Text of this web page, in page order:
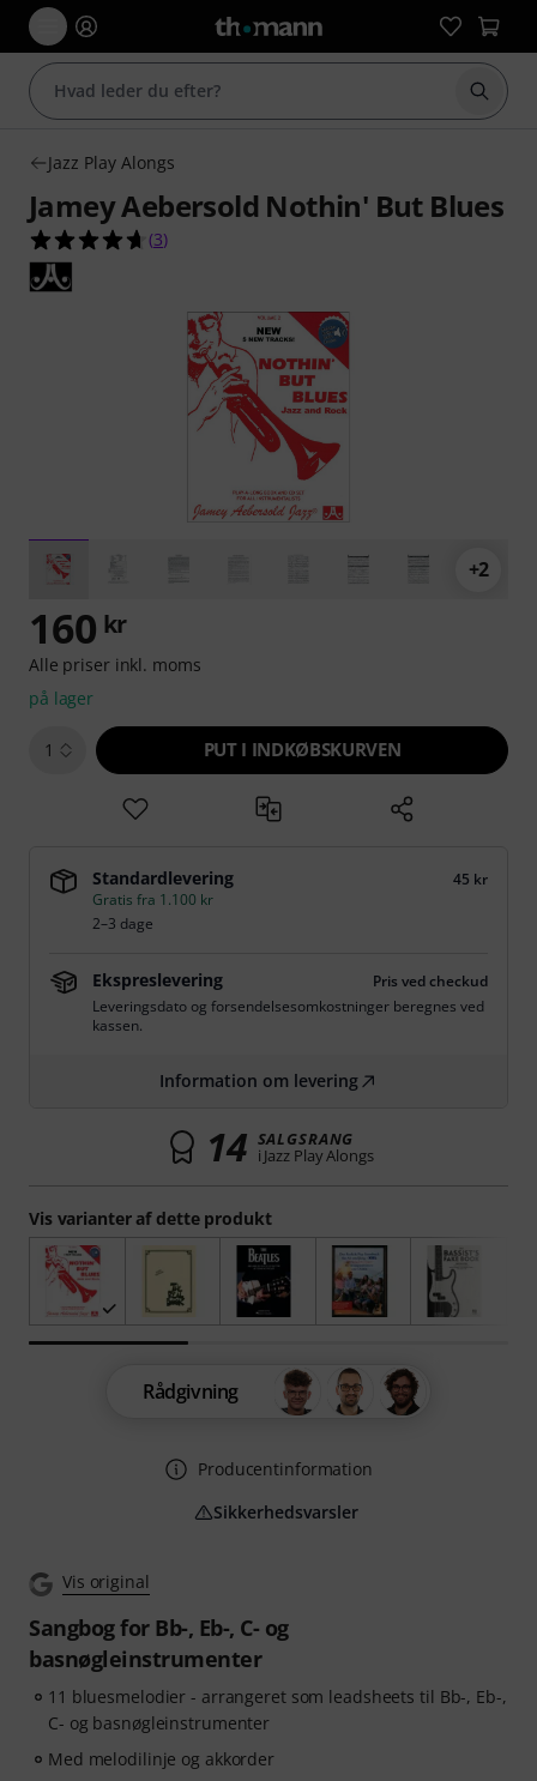
Start
Jazz Play Alongs
Jamey Aebersold Nothin' But Blues
4.7 ud af 5 stjerner fra 3 kundebedømmelser
(3)
+2
Vis original
Sangbog for Bb-, Eb-, C- og
basnøgleinstrumenter
11 bluesmelodier - arrangeret som leadsheets til Bb-, Eb-,
C- og basnøgleinstrumenter
Med melodilinje og akkorder
Vis varianter af dette produkt
160 kr
Alle priser inkl. moms
på lager
1 PUT I INDKØBSKURVEN
Standardlevering
45 kr
Gratis fra 1.100 kr
2–3 dage
Ekspreslevering
Pris ved checkud
Leveringsdato og forsendelsesomkostninger beregnes ved
kassen.
Information om levering
14 SALGSRANG
i Jazz Play Alongs
Rådgivning
Producentinformation
Sikkerhedsvarsler